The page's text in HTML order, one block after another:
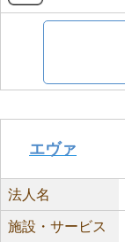
エヴァ
法人名
施設・サービス